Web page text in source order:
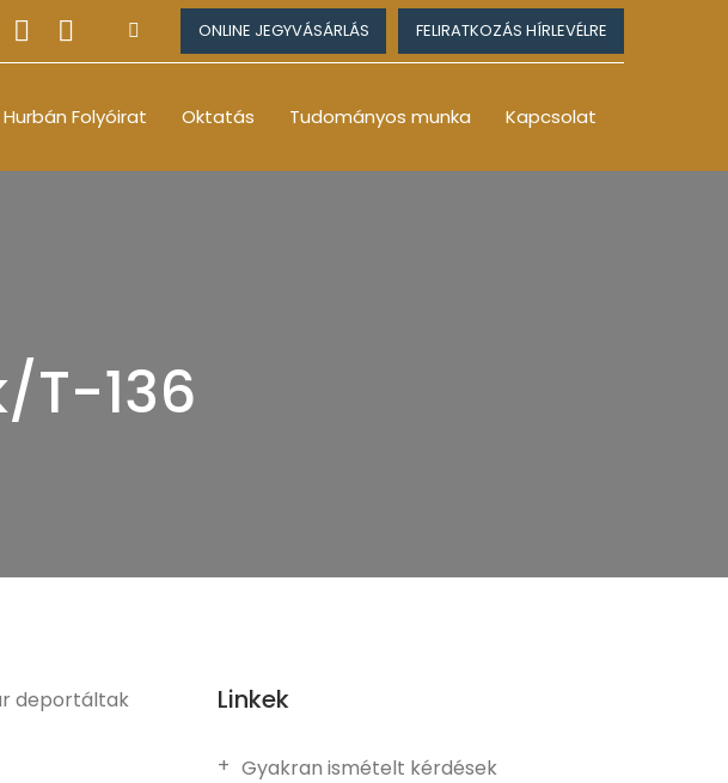
ONLINE JEGYVÁSÁRLÁS FELIRATKOZÁS HÍRLEVÉLRE
Hurbán Folyóirat Oktatás Tudományos munka Kapcsolat
T-136
deportáltak
Linkek
Gyakran ismételt kérdések